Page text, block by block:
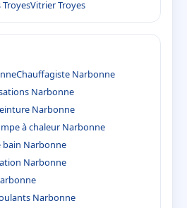
TroyesVitrier Troyes
Chauffagiste Narbonne
Narbonne
Narbonne
à chaleur Narbonne
bain Narbonne
Narbonne
Narbonne